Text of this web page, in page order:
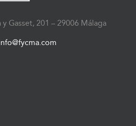
Gasset, 201 – 29006 Málaga